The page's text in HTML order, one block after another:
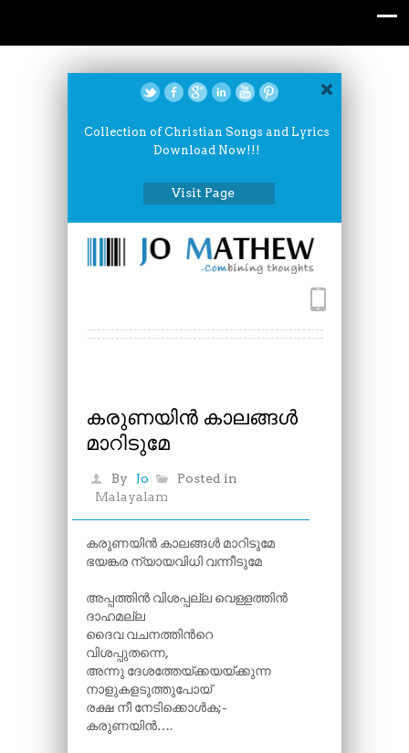
Collection of Christian Songs and Lyrics
Download Now!!!
Visit Page
കരുണയിൻ കാലങ്ങൾ
മാറിടുമേ
By Jo
Posted in
Malayalam
കരുണയിൻ കാലങ്ങൾ മാറിടുമേ
ഭയങ്കര ന്യായവിധി വന്നീടുമേ
അപ്പത്തിൻ വിശപ്പല്ല വെള്ളത്തിൻ
ദാഹമല്ല
ദൈവ വചനത്തിന്‍റെ
വിശപ്പുതന്നെ,
അന്നു ദേശത്തേയ്ക്കയയ്ക്കുന്ന
നാളുകളടുത്തുപോയ്
രക്ഷ നീ നേടിക്കൊൾക;-
കരുണയിൻ….